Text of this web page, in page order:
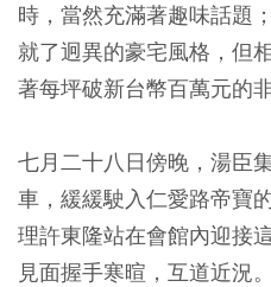
時，當然充滿著趣味話題
就了迥異的豪宅風格，但
著每坪破新台幣百萬元的非
七月二十八日傍晚，湯臣
車，緩緩駛入仁愛路帝寶
理許東隆站在會館內迎接
見面握手寒暄，互道近況。